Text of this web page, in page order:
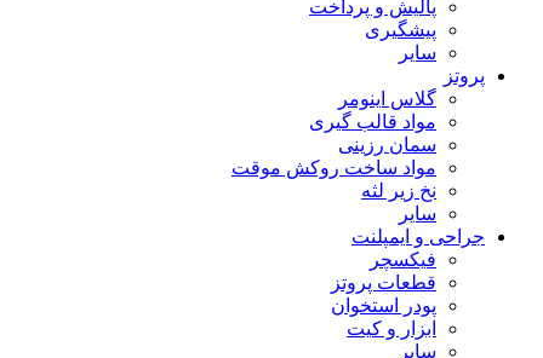
پالیش و پرداخت
پیشگیری
سایر
پروتز
گلاس اینومر
مواد قالب گیری
سمان رزینی
مواد ساخت روکش موقت
نخ زیر لثه
سایر
جراحی و ایمپلنت
فیکسچر
قطعات پروتز
پودر استخوان
ابزار و کیت
سایر